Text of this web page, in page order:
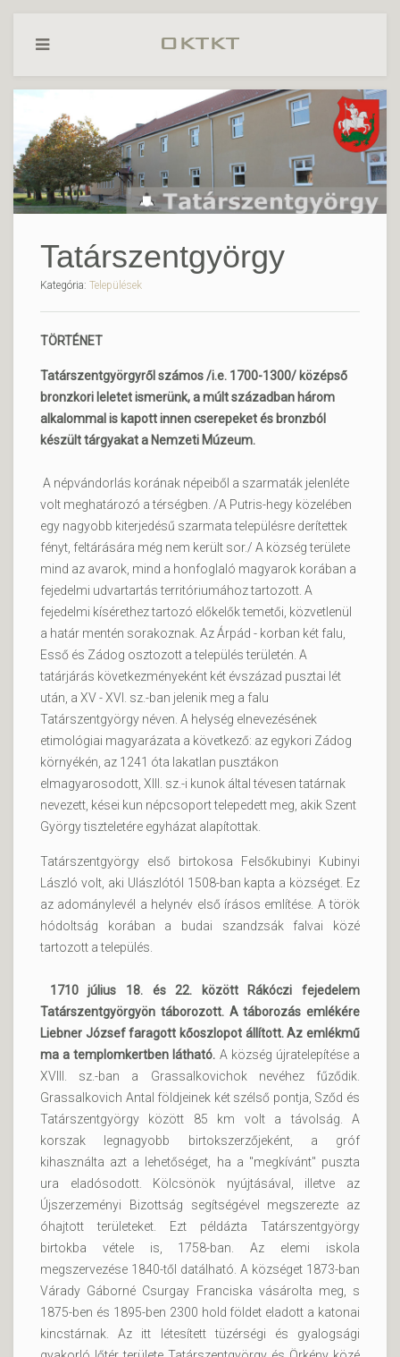
Tatárszentgyörgy
Kategória: Települések
TÖRTÉNET
Tatárszentgyörgyről számos /i.e. 1700-1300/ középső
bronzkori leletet ismerünk, a múlt században három
alkalommal is kapott innen cserepeket és bronzból
készült tárgyakat a Nemzeti Múzeum.
A népvándorlás korának népeiből a szarmaták jelenléte
volt meghatározó a térségben. /A Putris-hegy közelében
egy nagyobb kiterjedésű szarmata településre derítettek
fényt, feltárására még nem került sor./ A község területe
mind az avarok, mind a honfoglaló magyarok korában a
fejedelmi udvartartás territóriumához tartozott. A
fejedelmi kísérethez tartozó előkelők temetői, közvetlenül
a határ mentén sorakoznak. Az Árpád - korban két falu,
Esső és Zádog osztozott a település területén. A
tatárjárás következményeként két évszázad pusztai lét
után, a XV - XVI. sz.-ban jelenik meg a falu
Tatárszentgyörgy néven. A helység elnevezésének
etimológiai magyarázata a következő: az egykori Zádog
környékén, az 1241 óta lakatlan pusztákon
elmagyarosodott, XIII. sz.-i kunok által tévesen tatárnak
nevezett, kései kun népcsoport telepedett meg, akik Szent
György tiszteletére egyházat alapítottak.
Tatárszentgyörgy első birtokosa Felsőkubinyi Kubinyi
László volt, aki Ulászlótól 1508-ban kapta a községet. Ez
az adománylevél a helynév első írásos említése. A török
hódoltság korában a budai szandzsák falvai közé
tartozott a település.
1710 július 18. és 22. között Rákóczi fejedelem
Tatárszentgyörgyön táborozott. A táborozás emlékére
Liebner József faragott kőoszlopot állított. Az emlékmű
ma a templomkertben látható. A község újratelepítése a
XVIII. sz.-ban a Grassalkovichok nevéhez fűződik.
Grassalkovich Antal földjeinek két szélső pontja, Sződ és
Tatárszentgyörgy között 85 km volt a távolság. A
korszak legnagyobb birtokszerzőjeként, a gróf
kihasználta azt a lehetőséget, ha a "megkívánt" puszta
ura eladósodott. Kölcsönök nyújtásával, illetve az
Újszerzeményi Bizottság segítségével megszerezte az
óhajtott területeket. Ezt példázta Tatárszentgyörgy
birtokba vétele is, 1758-ban. Az elemi iskola
megszervezése 1840-től datálható. A községet 1873-ban
Várady Gáborné Csurgay Franciska vásárolta meg, s
1875-ben és 1895-ben 2300 hold földet eladott a katonai
kincstárnak. Az itt létesített tüzérségi és gyalogsági